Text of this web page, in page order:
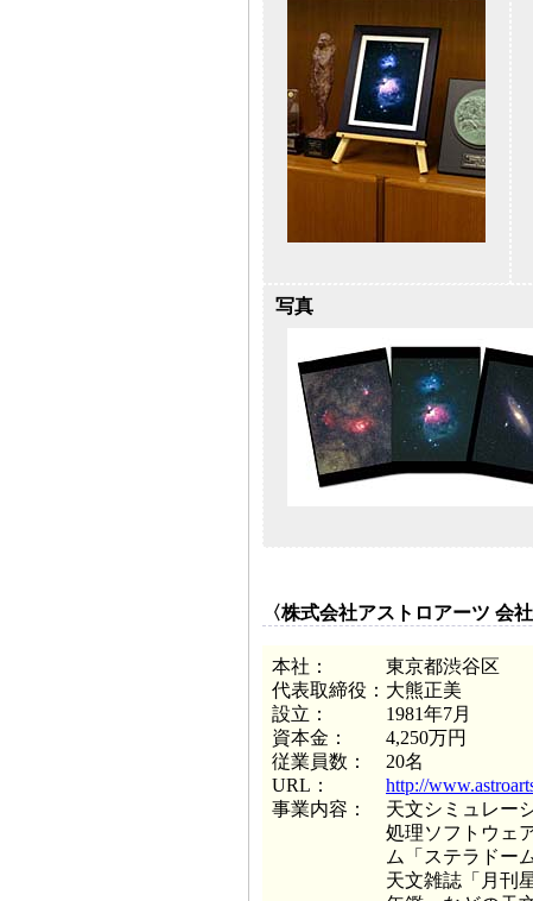
写真
〈株式会社アストロアーツ 会社
本社：
東京都渋谷区
代表取締役： 大熊正美
設立：
1981年7月
資本金：
4,250万円
従業員数：
20名
URL：
http://
事業内容：
天文シミュレー
処理ソフトウェ
ム「ステラドー
天文雑誌「月刊